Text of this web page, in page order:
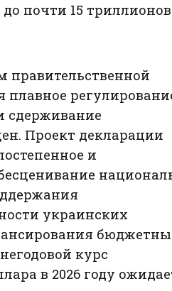
почти 15 триллионов
плавное
сдерживание
Проект декларации
и
украинских
курс
в 2026 году